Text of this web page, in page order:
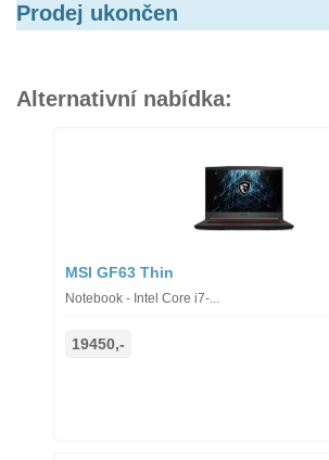
Prodej ukončen
Alternativní nabídka:
MSI GF63 Thin
Notebook - Intel Core i7-...
19450,-